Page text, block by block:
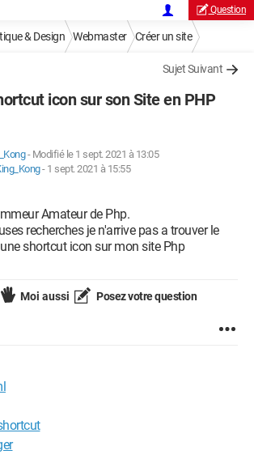
Question
& Design Webmaster Créer un site
Sujet Suivant
icon sur son Site en PHP
- Modifié le 1 sept. 2021 à 13:05
- 1 sept. 2021 à 15:55
Amateur de Php.
recherches je n'arrive pas a trouver le
shortcut icon sur mon site Php
Moi aussi Posez votre question